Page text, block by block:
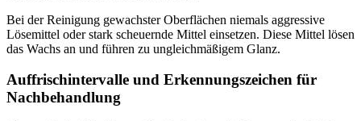
Bei der Reinigung gewachster Oberflächen niemals aggressive
Lösemittel oder stark scheuernde Mittel einsetzen. Diese Mittel lösen
das Wachs an und führen zu ungleichmäßigem Glanz.
Auffrischintervalle und Erkennungszeichen für
Nachbehandlung